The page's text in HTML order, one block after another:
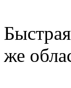
же